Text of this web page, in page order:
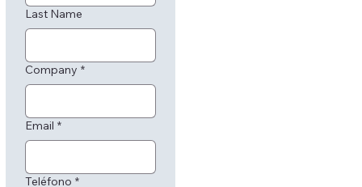
Last Name
Company *
Email *
Teléfono *